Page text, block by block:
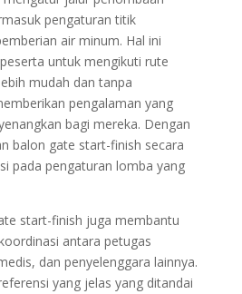
pengaturan titik
air minum. Hal ini
untuk mengikuti rute
mudah dan tanpa
pengalaman yang
bagi mereka. Dengan
balon gate start-finish secara
pada pengaturan lomba yang
start-finish juga membantu
antara petugas
dan penyelenggara lainnya.
yang jelas yang ditandai